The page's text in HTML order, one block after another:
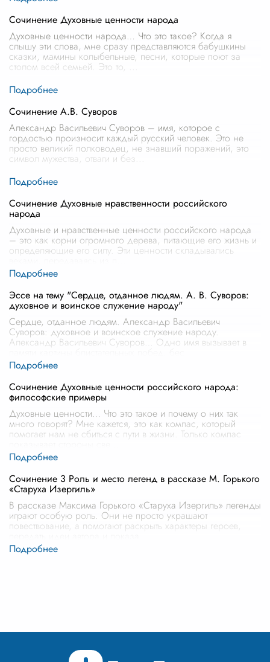
Сочинение Духовные ценности народа
Духовные ценности народа… Что это такое? Когда я
слышу эти слова, мне сразу представляются бабушкины
сказки, мамины колыбельные, песни, которые поют за
столом всей семьей. Это то,
Сочинение А.В. Суворов
Александр Васильевич Суворов – имя, которое с
гордостью произносит каждый русский человек. Это не
просто великий полководец, не знавший поражений, это
символ мужества, отваги и без
Сочинение Духовные нравственности российского
народа
Духовные и нравственные ценности российского народа
– это как корни огромного дерева, питающие его жизнь и
определяющие его силу. Эти ценности складывались
Эссе на тему "Сердце, отданное людям. А. В. Суворов:
духовное и воинское служение народу"
Сердце, отданное людям. Александр Васильевич
Суворов: духовное и воинское служение народу.
Александр Васильевич Суворов… Одно имя вызывает в
Сочинение Духовные ценности российского народа:
философские примеры
Духовные ценности… Что это такое и почему о них так
много говорят? Мне кажется, это как компас, который
помогает нам не сбиться с пути в жизни. Только компас
Сочинение 3 Роль и место легенд в рассказе М. Горького
«Старуха Изергиль»
В рассказе Максима Горького «Старуха Изергиль» легенды
играют особую роль. Они не просто украшают
повествование, а помогают раскрыть характеры героев,